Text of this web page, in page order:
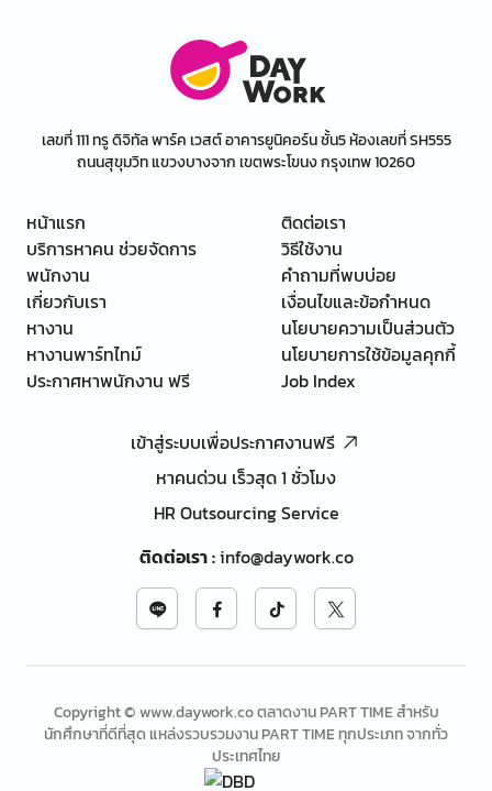
เลขที่ 111 ทรู ดิจิทัล พาร์ค เวสต์ อาคารยูนิคอร์น ชั้น5 ห้องเลขที่ SH555
ถนนสุขุมวิท แขวงบางจาก เขตพระโขนง กรุงเทพ 10260
หน้าแรก
บริการหาคน ช่วยจัดการ
พนักงาน
เกี่ยวกับเรา
หางาน
หางานพาร์ทไทม์
ประกาศหาพนักงาน ฟรี
ติดต่อเรา
วิธีใช้งาน
คำถามที่พบบ่อย
เงื่อนไขและข้อกำหนด
นโยบายความเป็นส่วนตัว
นโยบายการใช้ข้อมูลคุกกี้
Job Index
เข้าสู่ระบบเพื่อประกาศงานฟรี
หาคนด่วน เร็วสุด 1 ชั่วโมง
HR Outsourcing Service
ติดต่อเรา:info@daywork.co
Copyright © www.daywork.co ตลาดงาน PART TIME สำหรับ
นักศึกษาที่ดีที่สุด แหล่งรวบรวมงาน PART TIME ทุกประเภท จากทั่ว
ประเทศไทย